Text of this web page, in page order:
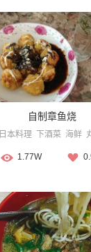
自制章鱼烧
日本料理 下酒菜 海鲜
1.77W